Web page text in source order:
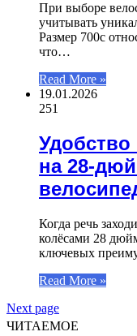
При выборе
учитывать
Размер 700c
что…
Read More »
19.01.2026
251
на 28-
Когда речь
колёсами 28
ключевых
Read More »
Next page
ЧИТАЕМОЕ